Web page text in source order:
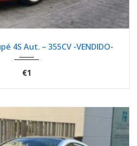
4S Aut. – 355CV -VENDIDO-
€1